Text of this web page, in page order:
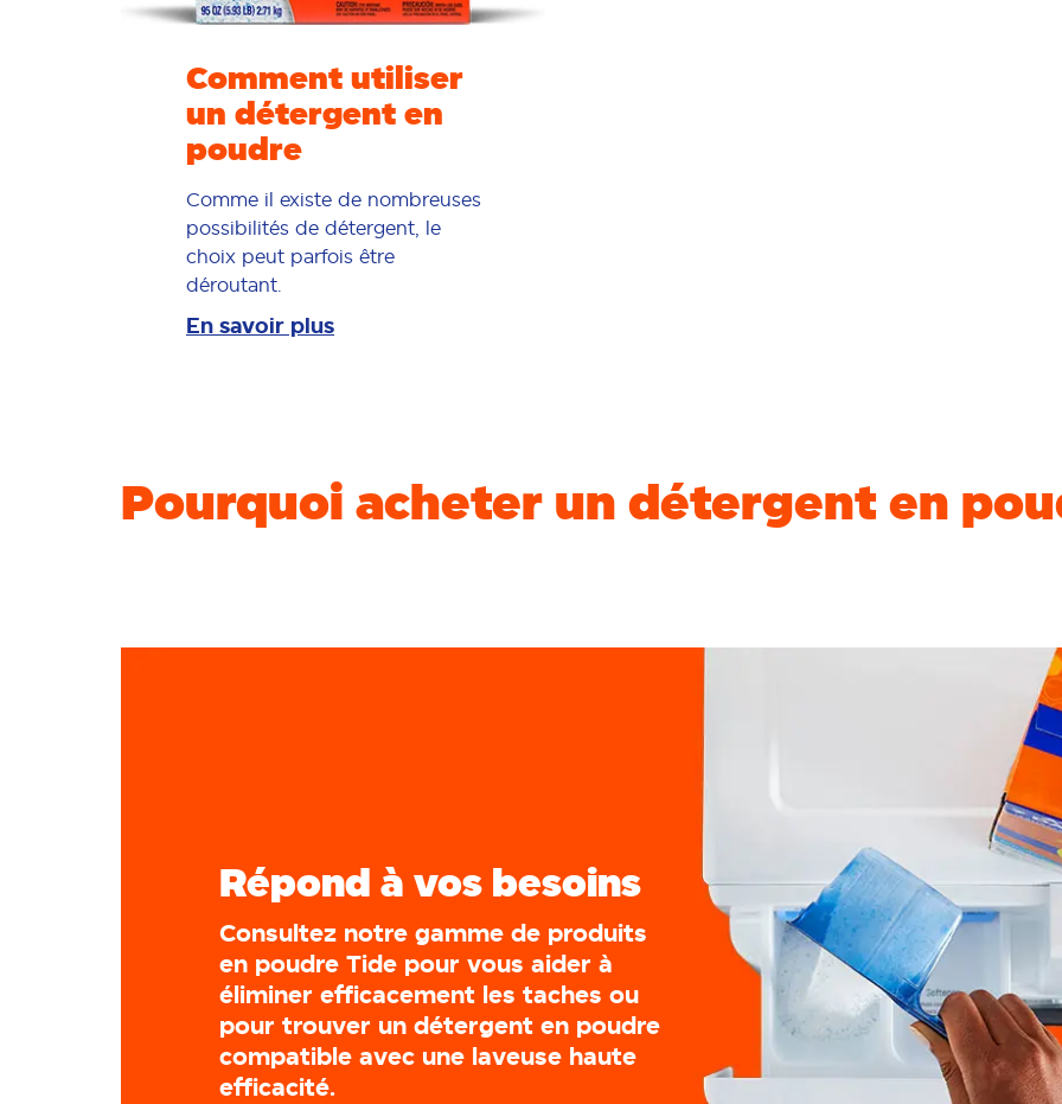
Comment utiliser
un détergent en
poudre
Comme il existe de nombreuses
possibilités de détergent, le
choix peut parfois être
déroutant.
En savoir plus
Pourquoi acheter un détergent en
Répond à vos besoins
Consultez notre gamme de produits
en poudre Tide pour vous aider à
éliminer efficacement les taches ou
pour trouver un détergent en poudre
compatible avec une laveuse haute
efficacité.